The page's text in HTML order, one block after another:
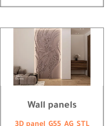
Wall panels